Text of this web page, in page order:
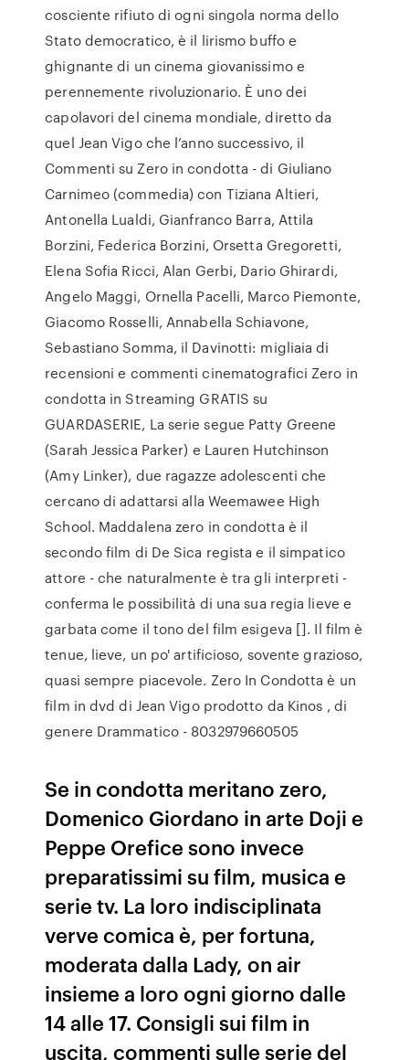
cosciente rifiuto di ogni singola norma dello
Stato democratico, è il lirismo buffo e
ghignante di un cinema giovanissimo e
perennemente rivoluzionario. È uno dei
capolavori del cinema mondiale, diretto da
quel Jean Vigo che l’anno successivo, il
Commenti su Zero in condotta - di Giuliano
Carnimeo (commedia) con Tiziana Altieri,
Antonella Lualdi, Gianfranco Barra, Attila
Borzini, Federica Borzini, Orsetta Gregoretti,
Elena Sofia Ricci, Alan Gerbi, Dario Ghirardi,
Angelo Maggi, Ornella Pacelli, Marco Piemonte,
Giacomo Rosselli, Annabella Schiavone,
Sebastiano Somma, il Davinotti: migliaia di
recensioni e commenti cinematografici Zero in
condotta in Streaming GRATIS su
GUARDASERIE, La serie segue Patty Greene
(Sarah Jessica Parker) e Lauren Hutchinson
(Amy Linker), due ragazze adolescenti che
cercano di adattarsi alla Weemawee High
School. Maddalena zero in condotta è il
secondo film di De Sica regista e il simpatico
attore - che naturalmente è tra gli interpreti -
conferma le possibilità di una sua regia lieve e
garbata come il tono del film esigeva []. Il film è
tenue, lieve, un po' artificioso, sovente grazioso,
quasi sempre piacevole. Zero In Condotta è un
film in dvd di Jean Vigo prodotto da Kinos , di
genere Drammatico - 8032979660505
Se in condotta meritano zero,
Domenico Giordano in arte Doji e
Peppe Orefice sono invece
preparatissimi su film, musica e
serie tv. La loro indisciplinata
verve comica è, per fortuna,
moderata dalla Lady, on air
insieme a loro ogni giorno dalle
14 alle 17. Consigli sui film in
uscita, commenti sulle serie del